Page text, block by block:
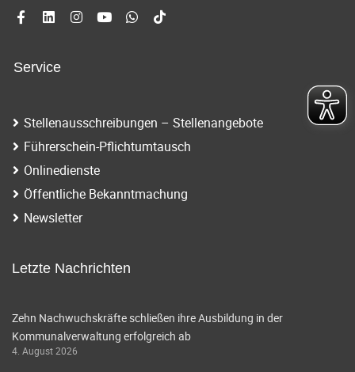
Service
Stellenausschreibungen – Stellenangebote
Führerschein-Pflichtumtausch
Onlinedienste
Öffentliche Bekanntmachung
Newsletter
Letzte Nachrichten
Zehn Nachwuchskräfte schließen ihre Ausbildung in der
Kommunalverwaltung erfolgreich ab
4. August 2026